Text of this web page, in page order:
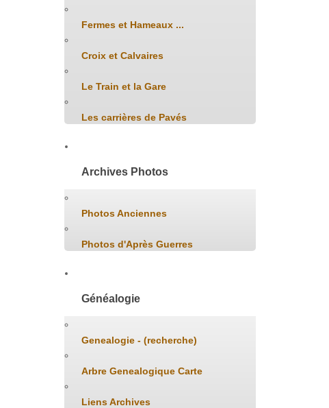
Fermes et Hameaux ...
Croix et Calvaires
Le Train et la Gare
Les carrières de Pavés
Archives Photos
Photos Anciennes
Photos d'Après Guerres
Généalogie
Genealogie - (recherche)
Arbre Genealogique Carte
Liens Archives